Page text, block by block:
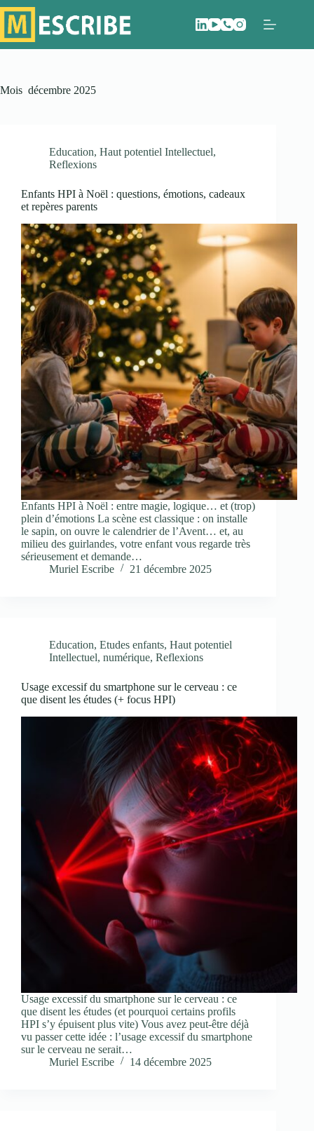
Passer
au
contenu
Mois décembre 2025
Education, Haut potentiel Intellectuel,
Reflexions
Enfants HPI à Noël : questions, émotions, cadeaux
et repères parents
Enfants HPI à Noël : entre magie, logique… et (trop)
plein d’émotions La scène est classique : on installe
le sapin, on ouvre le calendrier de l’Avent… et, au
milieu des guirlandes, votre enfant vous regarde très
sérieusement et demande…
Muriel Escribe
21 décembre 2025
Education, Etudes enfants, Haut potentiel
Intellectuel, numérique, Reflexions
Usage excessif du smartphone sur le cerveau : ce
que disent les études (+ focus HPI)
Usage excessif du smartphone sur le cerveau : ce
que disent les études (et pourquoi certains profils
HPI s’y épuisent plus vite) Vous avez peut-être déjà
vu passer cette idée : l’usage excessif du smartphone
sur le cerveau ne serait…
Muriel Escribe
14 décembre 2025